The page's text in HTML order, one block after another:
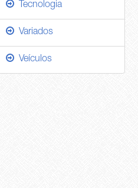
Tecnologia
Variados
Veículos